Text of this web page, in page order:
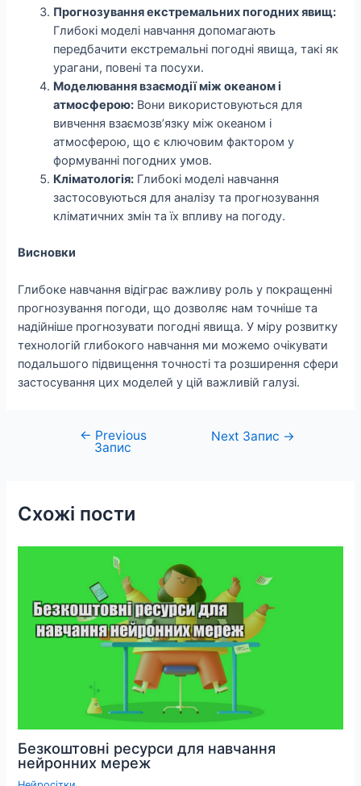
Прогнозування екстремальних погодних явищ:
Глибокі моделі навчання допомагають
передбачити екстремальні погодні явища, такі як
урагани, повені та посухи.
Моделювання взаємодії між океаном і
атмосферою: Вони використовуються для
вивчення взаємозв’язку між океаном і
атмосферою, що є ключовим фактором у
формуванні погодних умов.
Кліматологія: Глибокі моделі навчання
застосовуються для аналізу та прогнозування
кліматичних змін та їх впливу на погоду.
Висновки
Глибоке навчання відіграє важливу роль у покращенні
прогнозування погоди, що дозволяє нам точніше та
надійніше прогнозувати погодні явища. У міру розвитку
технологій глибокого навчання ми можемо очікувати
подальшого підвищення точності та розширення сфери
застосування цих моделей у цій важливій галузі.
Навігація
← Previous
Запис
Next Запис →
Схожі пости
Безкоштовні ресурси для навчання
нейронних мереж